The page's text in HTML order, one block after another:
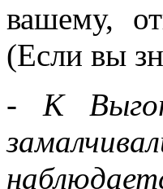
вашему,
(Если вы
- К